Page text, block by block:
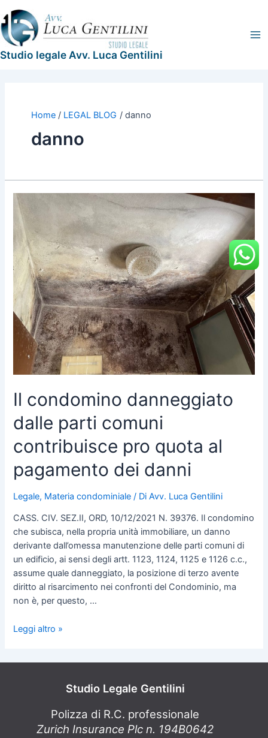
al
contenuto
Studio legale Avv. Luca Gentilini
Home LEGAL BLOG danno
danno
Il condomino danneggiato
dalle parti comuni
contribuisce pro quota al
pagamento dei danni
Legale, Materia condominiale / DiAvv. Luca Gentilini
CASS. CIV. SEZ.II, ORD, 10/12/2021 N. 39376. Il condomino
che subisca, nella propria unità immobiliare, un danno
derivante dall’omessa manutenzione delle parti comuni di
un edificio, ai sensi degli artt. 1123, 1124, 1125 e 1126 c.c.,
assume quale danneggiato, la posizione di terzo avente
diritto al risarcimento nei confronti del Condominio, ma
non è, per questo, …
Il
condomino
danneggiato
dalle
parti
comuni
contribuisce
pro
quota
al
pagamento
dei
danni
Leggi altro »
Studio Legale Gentilini
Polizza di R.C. professionale
Zurich Insurance Plc n. 194B0642